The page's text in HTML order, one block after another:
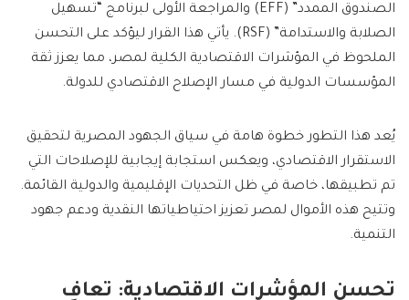
الصندوق الممدد” (EFF) والمراجعة الأولى لبرنامج “تسهيل
الصلابة والاستدامة” (RSF). يأتي هذا القرار ليؤكد على التحسن
الملحوظ في المؤشرات الاقتصادية الكلية لمصر، مما يعزز ثقة
المؤسسات الدولية في مسار الإصلاح الاقتصادي للدولة.
يُعد هذا التطور خطوة هامة في سياق الجهود المصرية لتحقيق
الاستقرار الاقتصادي، ويعكس استجابة إيجابية للإصلاحات التي
تم تطبيقها، خاصة في ظل التحديات الإقليمية والدولية القائمة.
وتتيح هذه الأموال لمصر تعزيز احتياطياتها النقدية ودعم جهود
التنمية.
تحسن المؤشرات الاقتصادية: تعافٍ